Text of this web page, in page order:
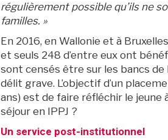
régulièrement possible qu’ils ne
familles. »
En 2016, en Wallonie et à
et seuls 248 d’entre eux ont
sont censés être sur les bancs de
délit grave. L’objectif d’un
ans) est de faire réfléchir le jeune
séjour en IPPJ ?
Un service post-institutionnel